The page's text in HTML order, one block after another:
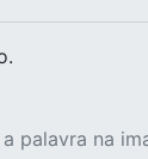
palavra na